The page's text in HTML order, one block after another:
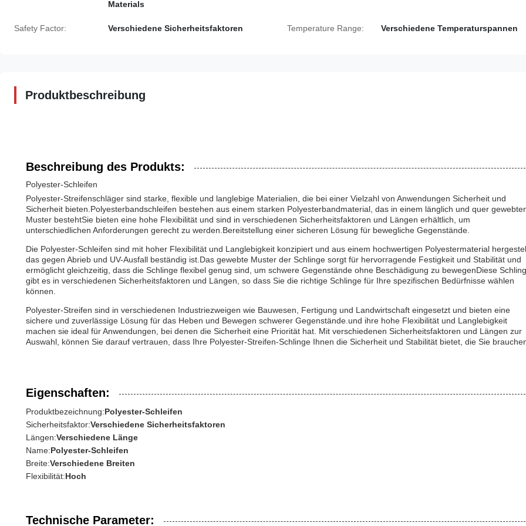
Materials
Safety Factor: Verschiedene Sicherheitsfaktoren Temperature Range: Verschiedene Temperaturspannen
Produktbeschreibung
Beschreibung des Produkts:
Polyester-Schleifen
Polyester-Streifenschläger sind starke, flexible und langlebige Materialien, die bei einer Vielzahl von Anwendungen Sicherheit und
Sicherheit bieten.Polyesterbandschleifen bestehen aus einem starken Polyesterbandmaterial, das in einem länglich und quer
Muster bestehtSie bieten eine hohe Flexibilität und sind in verschiedenen Sicherheitsfaktoren und Längen erhältlich, um
unterschiedlichen Anforderungen gerecht zu werden.Bereitstellung einer sicheren Lösung für bewegliche Gegenstände.
Die Polyester-Schleifen sind mit hoher Flexibilität und Langlebigkeit konzipiert und aus einem hochwertigen Polyestermaterial
das gegen Abrieb und UV-Ausfall beständig ist.Das gewebte Muster der Schlinge sorgt für hervorragende Festigkeit und Stabilität und
ermöglicht gleichzeitig, dass die Schlinge flexibel genug sind, um schwere Gegenstände ohne Beschädigung zu bewegenDiese
gibt es in verschiedenen Sicherheitsfaktoren und Längen, so dass Sie die richtige Schlinge für Ihre spezifischen Bedürfnisse wählen
können.
Polyester-Streifen sind in verschiedenen Industriezweigen wie Bauwesen, Fertigung und Landwirtschaft eingesetzt und bieten eine
sichere und zuverlässige Lösung für das Heben und Bewegen schwerer Gegenstände.und ihre hohe Flexibilität und Langlebigkeit
machen sie ideal für Anwendungen, bei denen die Sicherheit eine Priorität hat. Mit verschiedenen Sicherheitsfaktoren und Längen zur
Auswahl, können Sie darauf vertrauen, dass Ihre Polyester-Streifen-Schlinge Ihnen die Sicherheit und Stabilität bietet, die Sie
Eigenschaften:
Produktbezeichnung:Polyester-Schleifen
Sicherheitsfaktor:Verschiedene Sicherheitsfaktoren
Längen:Verschiedene Länge
Name:Polyester-Schleifen
Breite:Verschiedene Breiten
Flexibilität:Hoch
Technische Parameter: